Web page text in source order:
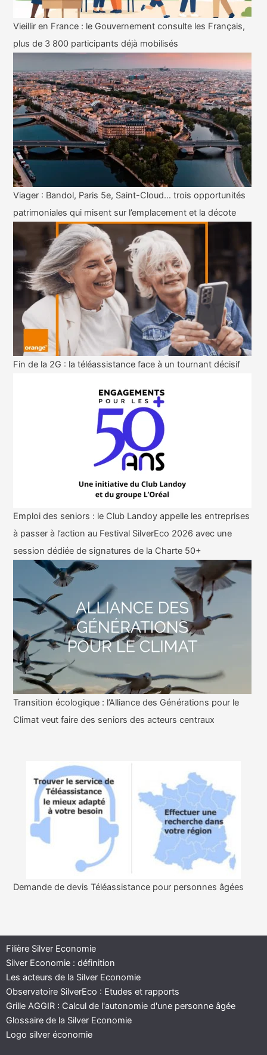
Vieillir en France : le Gouvernement consulte les Français,
plus de 3 800 participants déjà mobilisés
Viager : Bandol, Paris 5e, Saint-Cloud… trois opportunités
patrimoniales qui misent sur l’emplacement et la décote
Fin de la 2G : la téléassistance face à un tournant décisif
Emploi des seniors : le Club Landoy appelle les entreprises
à passer à l’action au Festival SilverEco 2026 avec une
session dédiée de signatures de la Charte 50+
Transition écologique : l’Alliance des Générations pour le
Climat veut faire des seniors des acteurs centraux
Demande de devis Téléassistance pour personnes âgées
Filière Silver Economie
Silver Economie : définition
Les acteurs de la Silver Economie
Observatoire SilverEco : Etudes et rapports
Grille AGGIR : Calcul de l'autonomie d'une personne âgée
Glossaire de la Silver Economie
Logo silver économie